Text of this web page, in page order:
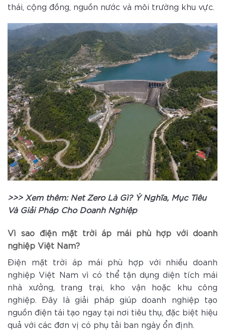
thái, cộng đồng, nguồn nước và môi trường khu vực.
>>> Xem thêm:Net Zero Là Gì? Ý Nghĩa, Mục Tiêu
Và Giải Pháp Cho Doanh Nghiệp
Vì sao điện mặt trời áp mái phù hợp với doanh
nghiệp Việt Nam?
Điện mặt trời áp mái phù hợp với nhiều doanh
nghiệp Việt Nam vì có thể tận dụng diện tích mái
nhà xưởng, trang trại, kho vận hoặc khu công
nghiệp. Đây là giải pháp giúp doanh nghiệp tạo
nguồn điện tái tạo ngay tại nơi tiêu thụ, đặc biệt hiệu
quả với các đơn vị có phụ tải ban ngày ổn định.